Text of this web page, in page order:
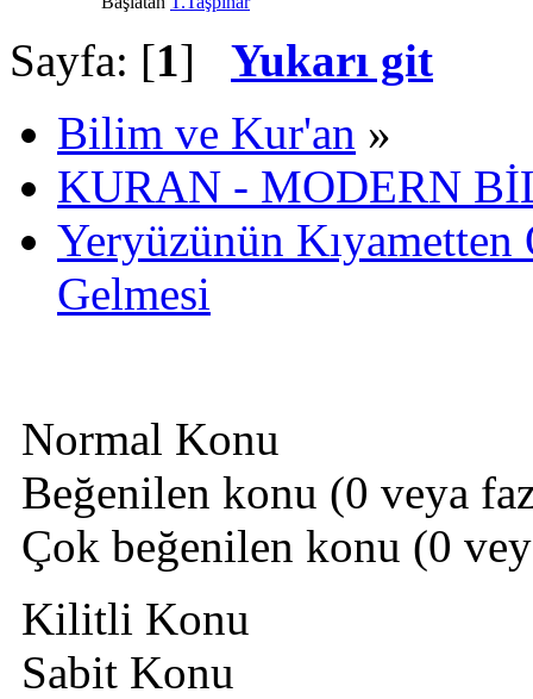
Sayfa: [1] Yukarı git
Bilim ve Kur'an »
KURAN - MODERN
Yeryüzünün
Gelmesi
Normal Konu
Beğenilen konu (0 veya
Çok beğenilen konu (0
Kilitli Konu
Sabit Konu